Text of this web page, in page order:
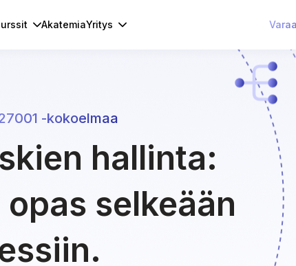
AkatemiaYritys
-kokoelmaa
hallinta:
selkeään